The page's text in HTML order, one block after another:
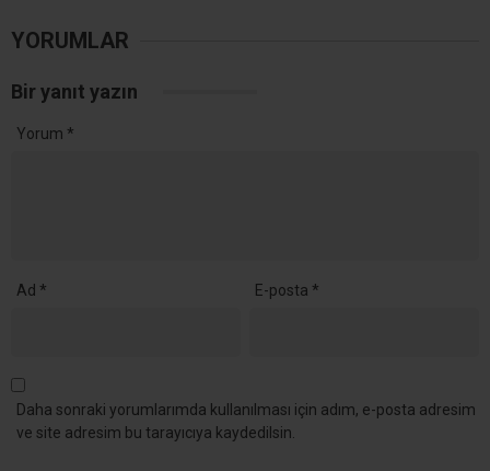
YORUMLAR
Bir yanıt yazın
Yorum *
Ad * E-posta *
Daha sonraki yorumlarımda kullanılması için adım, e-posta adresim
ve site adresim bu tarayıcıya kaydedilsin.